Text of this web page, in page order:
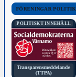
FÖRENINGAR POLITIK
POLITISKT INNEHÅLL
Transparensmeddelande
(TTPA)